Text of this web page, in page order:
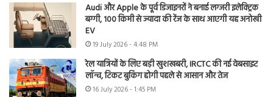
Audi और Apple के पूर्व डिजाइनरों ने बनाई लग्जरी इलेक्ट्रिक
बग्गी, 100 किमी से ज्यादा की रेंज के साथ आएगी यह अनोखी
EV
19 July 2026 - 4:48 PM
रेल यात्रियों के लिए बड़ी खुशखबरी, IRCTC की नई वेबसाइट
लॉन्च, टिकट बुकिंग होगी पहले से आसान और तेज
16 July 2026 - 1:45 PM